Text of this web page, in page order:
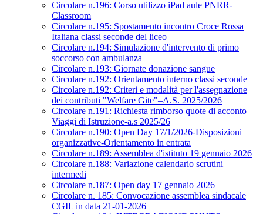
Circolare n.196: Corso utilizzo iPad aule PNRR-
Classroom
Circolare n.195: Spostamento incontro Croce Rossa
Italiana classi seconde del liceo
Circolare n.194: Simulazione d'intervento di primo
soccorso con ambulanza
Circolare n.193: Giornate donazione sangue
Circolare n.192: Orientamento interno classi seconde
Circolare n.192: Criteri e modalità per l'assegnazione
dei contributi "Welfare Gite"–A.S. 2025/2026
Circolare n.191: Richiesta rimborso quote di acconto
Viaggi di Istruzione-a.s 2025/26
Circolare n.190: Open Day 17/1/2026-Disposizioni
organizzative-Orientamento in entrata
Circolare n.189: Assemblea d'istituto 19 gennaio 2026
Circolare n.188: Variazione calendario scrutini
intermedi
Circolare n.187: Open day 17 gennaio 2026
Circolare n. 185: Convocazione assemblea sindacale
CGIL in data 21-01-2026